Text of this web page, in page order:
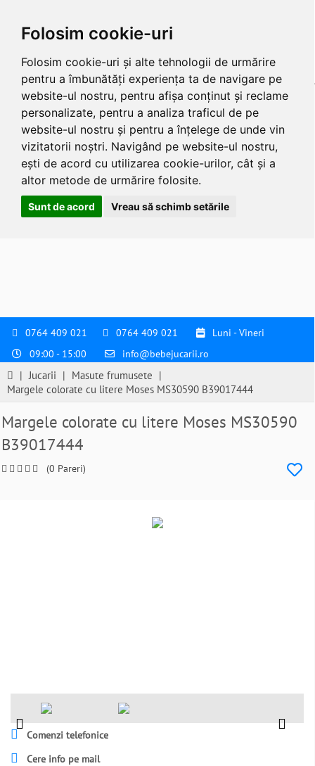
Folosim cookie-uri
Folosim cookie-uri și alte tehnologii de urmărire
pentru a îmbunătăți experiența ta de navigare pe
website-ul nostru, pentru afișa conținut și reclame
personalizate, pentru a analiza traficul de pe
website-ul nostru și pentru a înțelege de unde vin
vizitatorii noștri. Navigând pe website-ul nostru,
ești de acord cu utilizarea cookie-urilor, cât și a
altor metode de urmărire folosite.
Sunt de acord Vreau să schimb setările
0764 409 021 0764 409 021
Luni - Vineri
09:00 - 15:00
info@bebejucarii.ro
| Jucarii | Masute frumusete |
Margele colorate cu litere Moses MS30590 B39017444
Margele colorate cu litere Moses MS30590
B39017444
(0 Pareri)
Comenzi telefonice
Cere info pe mail